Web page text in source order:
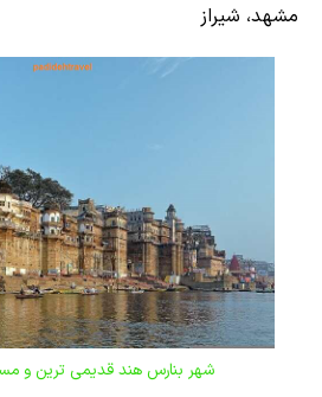
مشهد، شیراز
شهر بنارس هند قدیمی ترین و